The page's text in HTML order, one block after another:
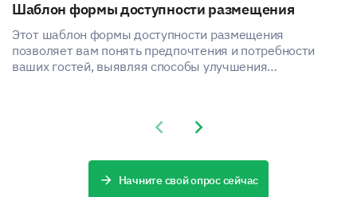
Шаблон формы доступности размещения
Этот шаблон формы доступности размещения
позволяет вам понять предпочтения и потребности
ваших гостей, выявляя способы улучшения
Previous slide
Next slide
Начните свой опрос сейчас